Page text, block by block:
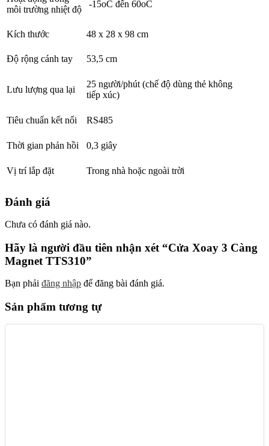
môi trường nhiệt độ
-15oC đến 60oC
Kích thước 48 x 28 x 98 cm
Độ rộng cánh tay 53,5 cm
Lưu lượng qua lại
25 người/phút (chế độ dùng thẻ không
tiếp xúc)
Tiêu chuẩn kết nối RS485
Thời gian phản hồi 0,3 giây
Vị trí lắp đặt Trong nhà hoặc ngoài trời
Đánh giá
Chưa có đánh giá nào.
Hãy là người đầu tiên nhận xét “Cửa Xoay 3 Càng
Magnet TTS310”
Bạn phải đăng nhập để đăng bài đánh giá.
Sản phẩm tương tự